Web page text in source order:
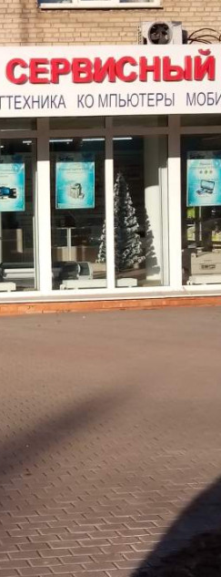
40 м2, в прямую аренду, на
1 месяц. Минимальный срок
в 4-этажном здании,
1 этаже здания.